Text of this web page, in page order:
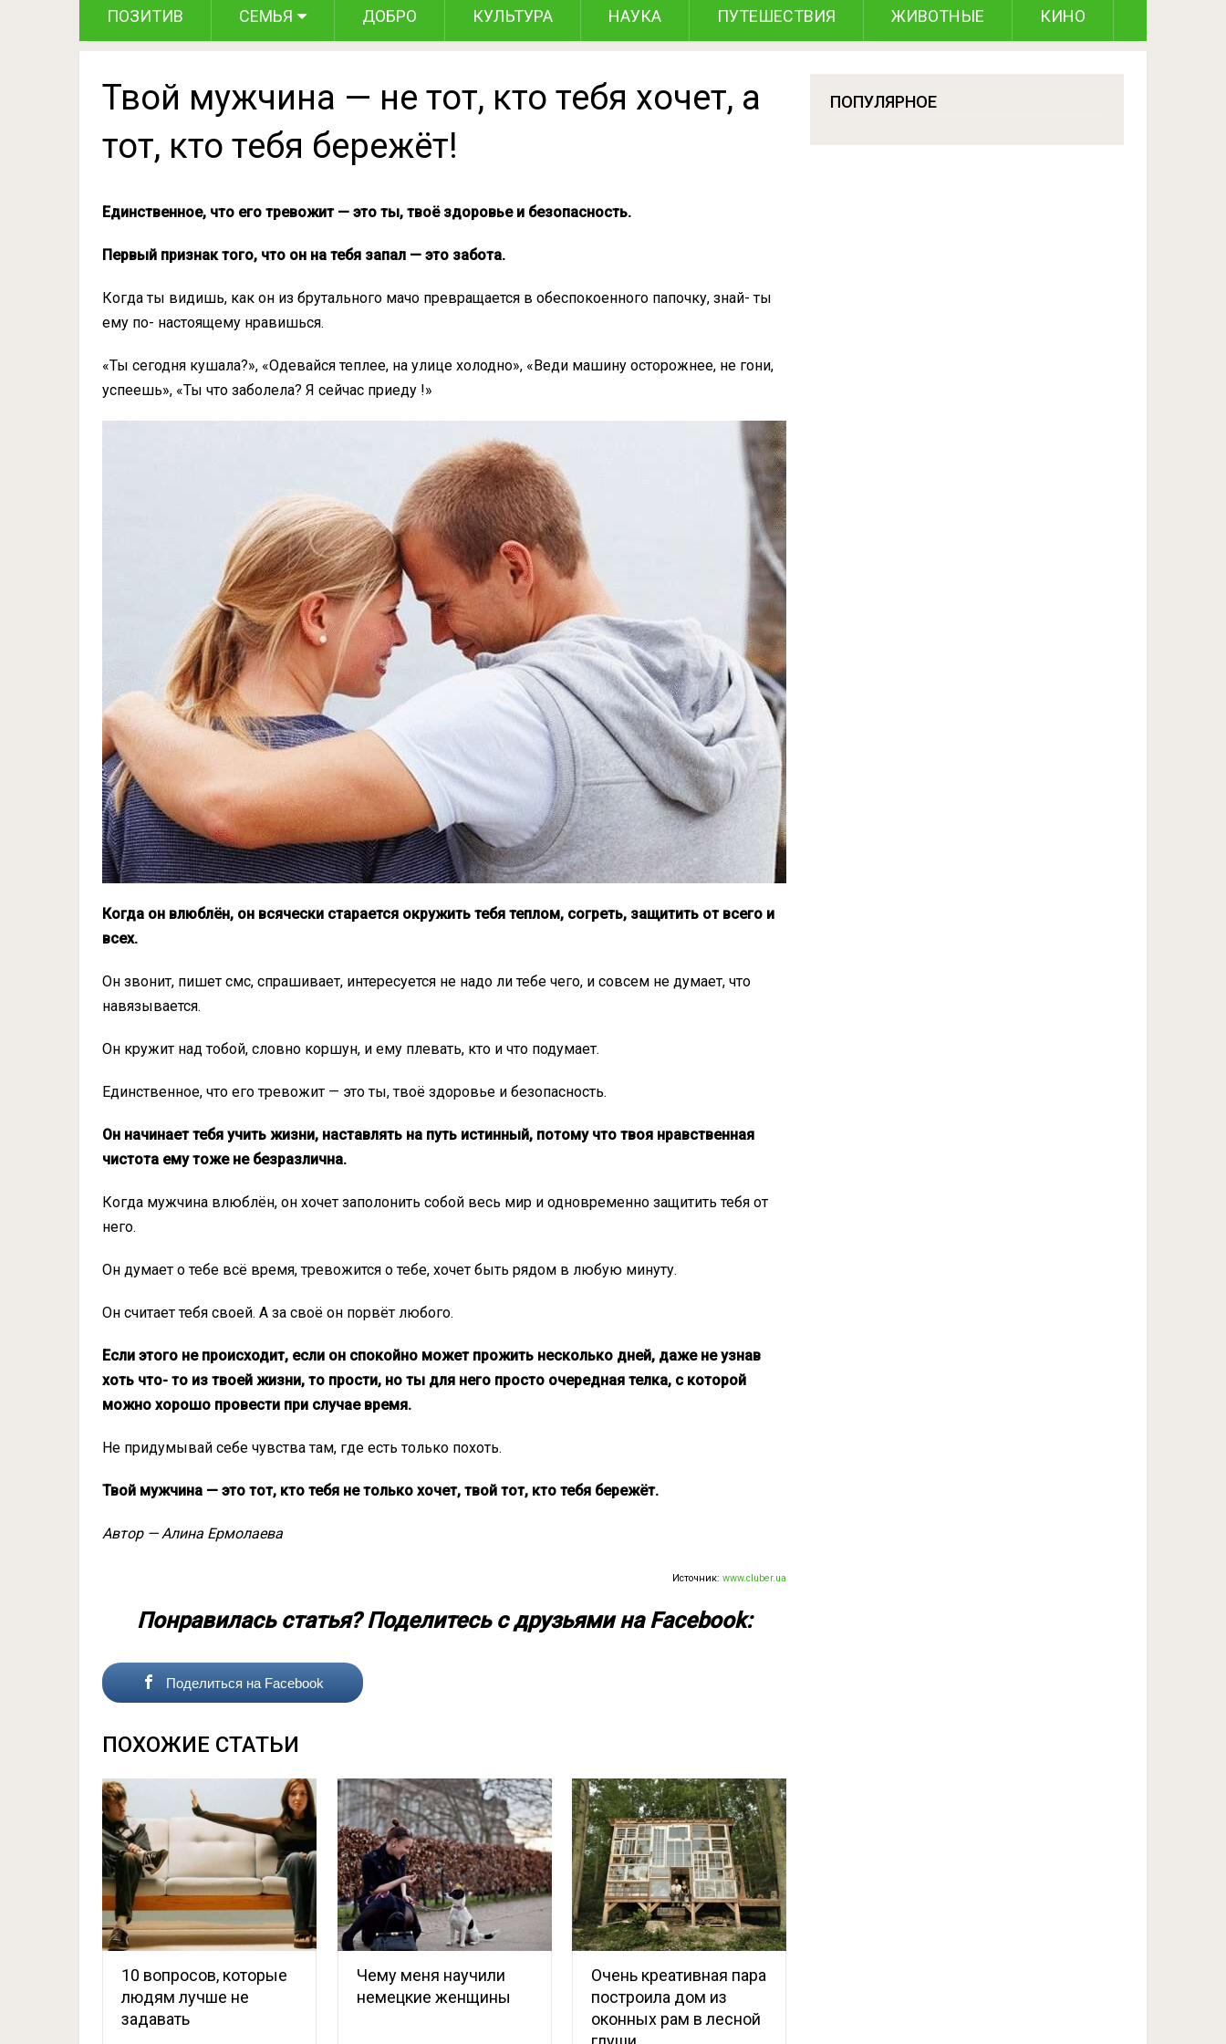
ПОЗИТИВ СЕМЬЯ ДОБРО КУЛЬТУРА НАУКА ПУТЕШЕСТВИЯ ЖИВОТНЫЕ КИНО
Твой мужчина — не тот, кто тебя хочет, а
тот, кто тебя бережёт!
Единственное, что его тревожит — это ты, твоё здоровье и безопасность.
Первый признак того, что он на тебя запал — это забота.
Когда ты видишь, как он из брутального мачо превращается в обеспокоенного папочку, знай- ты
ему по- настоящему нравишься.
«Ты сегодня кушала?», «Одевайся теплее, на улице холодно», «Веди машину осторожнее, не гони,
успеешь», «Ты что заболела? Я сейчас приеду !»
Когда он влюблён, он всячески старается окружить тебя теплом, согреть, защитить от всего и
всех.
Он звонит, пишет смс, спрашивает, интересуется не надо ли тебе чего, и совсем не думает, что
навязывается.
Он кружит над тобой, словно коршун, и ему плевать, кто и что подумает.
Единственное, что его тревожит — это ты, твоё здоровье и безопасность.
Он начинает тебя учить жизни, наставлять на путь истинный, потому что твоя нравственная
чистота ему тоже не безразлична.
Когда мужчина влюблён, он хочет заполонить собой весь мир и одновременно защитить тебя от
него.
Он думает о тебе всё время, тревожится о тебе, хочет быть рядом в любую минуту.
Он считает тебя своей. А за своё он порвёт любого.
Если этого не происходит, если он спокойно может прожить несколько дней, даже не узнав
хоть что- то из твоей жизни, то прости, но ты для него просто очередная телка, с которой
можно хорошо провести при случае время.
Не придумывай себе чувства там, где есть только похоть.
Твой мужчина — это тот, кто тебя не только хочет, твой тот, кто тебя бережёт.
Автор — Алина Ермолаева
Источник:www.cluber.ua
Понравилась статья? Поделитесь с друзьями на Facebook:
Поделиться на Facebook
ПОХОЖИЕ СТАТЬИ
10 вопросов, которые
людям лучше не
задавать
Чему меня научили
немецкие женщины
Очень креативная пара
построила дом из
оконных рам в лесной
ПОПУЛЯРНОЕ